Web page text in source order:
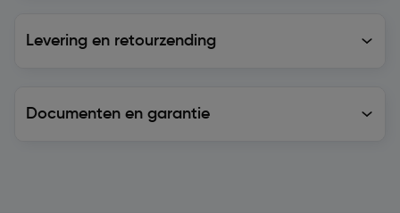
Levering en retourzending
Documenten en garantie